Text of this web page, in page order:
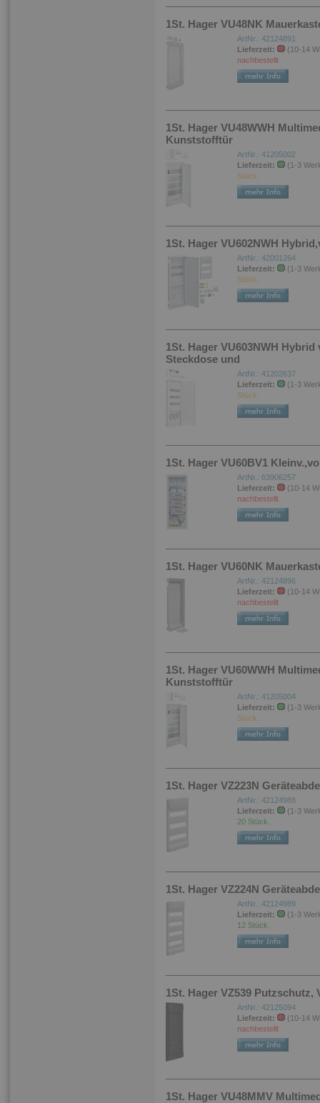
1St. Hager VU48NK
ArtNr.: 42124891
Lieferzeit:
(10-14
nachbestellt
1St. Hager VU48WWH
Kunststofftür
ArtNr.: 41205002
Lieferzeit:
(1-3
Stück.
1St. Hager VU602NWH
ArtNr.: 42001264
Lieferzeit:
(1-3
Stück.
1St. Hager VU603NWH
Steckdose und
ArtNr.: 41202637
Lieferzeit:
(1-3
Stück.
1St. Hager VU60BV1
ArtNr.: 63906257
Lieferzeit:
(10-14
nachbestellt
1St. Hager VU60NK
ArtNr.: 42124896
Lieferzeit:
(10-14
nachbestellt
1St. Hager VU60WWH
Kunststofftür
ArtNr.: 41205004
Lieferzeit:
(1-3
Stück.
1St. Hager VZ223N
ArtNr.: 42124988
Lieferzeit:
(1-3
20 Stück.
1St. Hager VZ224N
ArtNr.: 42124989
Lieferzeit:
(1-3
12 Stück.
1St. Hager VZ539 Putzschutz,
ArtNr.: 42125094
Lieferzeit:
(10-14
nachbestellt
1St. Hager VU48MMV